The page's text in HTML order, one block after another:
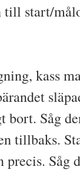
start/
kass
bort. Såg
tillbaks.
precis. Såg